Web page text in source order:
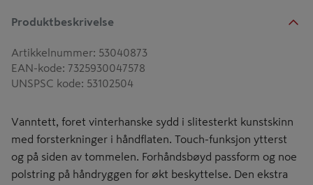
Produktbeskrivelse
Artikkelnummer: 53040873
EAN-kode: 7325930047578
UNSPSC kode: 53102504
Vanntett, foret vinterhanske sydd i slitesterkt kunstskinn
med forsterkninger i håndflaten. Touch-funksjon ytterst
og på siden av tommelen. Forhåndsbøyd passform og noe
polstring på håndryggen for økt beskyttelse. Den ekstra